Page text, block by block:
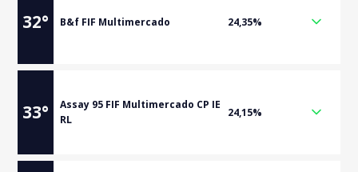
32° B&f FIF Multimercado 24,35%
33°
Assay 95 FIF Multimercado CP IE
RL
24,15%